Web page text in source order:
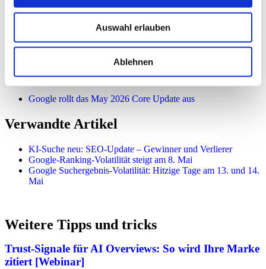
Auswahl erlauben
Ablehnen
von E-E-A-T (Experience, Expertise, Authoritativeness,
Trustworthiness) wird voraussichtlich weiter zunehmen. Es ist
Grundlagen der Google Algorithmen
können.
Quellen
Google rollt das May 2026 Core Update aus
Verwandte Artikel
KI-Suche neu: SEO-Update – Gewinner und Verlierer
Google-Ranking-Volatilität steigt am 8. Mai
Google Suchergebnis-Volatilität: Hitzige Tage am 13. und 14.
Mai
Weitere Tipps und tricks
Trust-Signale für AI Overviews: So wird Ihre Marke
zitiert [Webinar]